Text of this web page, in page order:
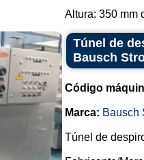
Altura: 350 mm
Túnel de
Bausch
Código
Marca: Bausch
Túnel de